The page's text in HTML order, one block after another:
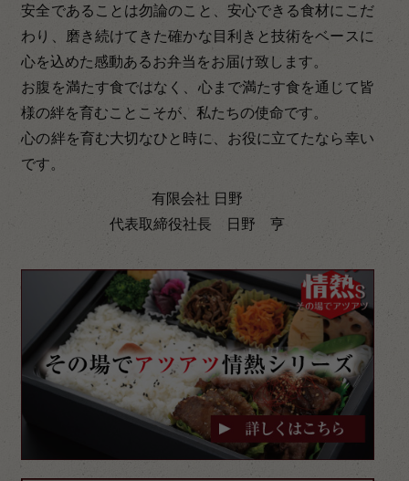
安全であることは勿論のこと、安心できる食材にこだ
わり、磨き続けてきた確かな目利きと技術をベースに
心を込めた感動あるお弁当をお届け致します。
お腹を満たす食ではなく、心まで満たす食を通じて皆
様の絆を育むことこそが、私たちの使命です。
心の絆を育む大切なひと時に、お役に立てたなら幸い
です。
有限会社 日野
代表取締役社長 日野 亨